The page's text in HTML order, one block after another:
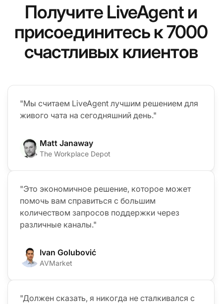
Получите LiveAgent и
присоединитесь к 7000
счастливых клиентов
"Мы считаем LiveAgent лучшим решением для
живого чата на сегодняшний день."
Matt Janaway
The Workplace Depot
"Это экономичное решение, которое может
помочь вам справиться с большим
количеством запросов поддержки через
различные каналы."
Ivan Golubović
AVMarket
"Должен сказать, я никогда не сталкивался с